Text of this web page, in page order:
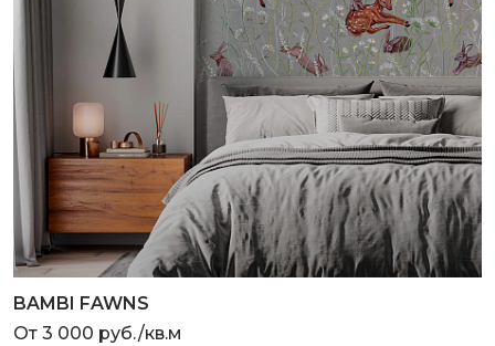
BAMBI FAWNS
От 3 000 руб./кв.м